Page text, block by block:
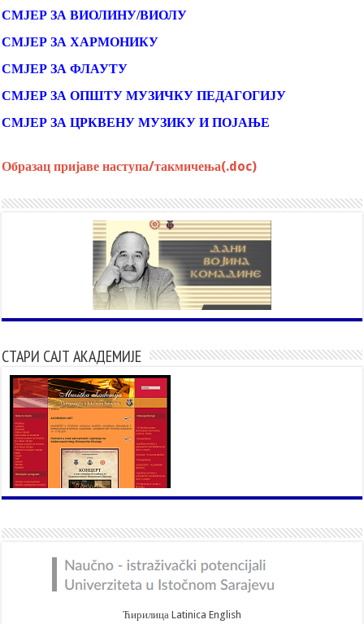
СМЈЕР ЗА ВИОЛИНУ/ВИОЛУ
СМЈЕР ЗА ХАРМОНИКУ
СМЈЕР ЗА ФЛАУТУ
СМЈЕР ЗА ОПШТУ МУЗИЧКУ ПЕДАГОГИЈУ
СМЈЕР ЗА ЦРКВЕНУ МУЗИКУ И ПОЈАЊЕ
Образац пријаве наступа/такмичења(.doc)
СТАРИ САЈТ АКАДЕМИЈЕ
Ћирилица Latinica English